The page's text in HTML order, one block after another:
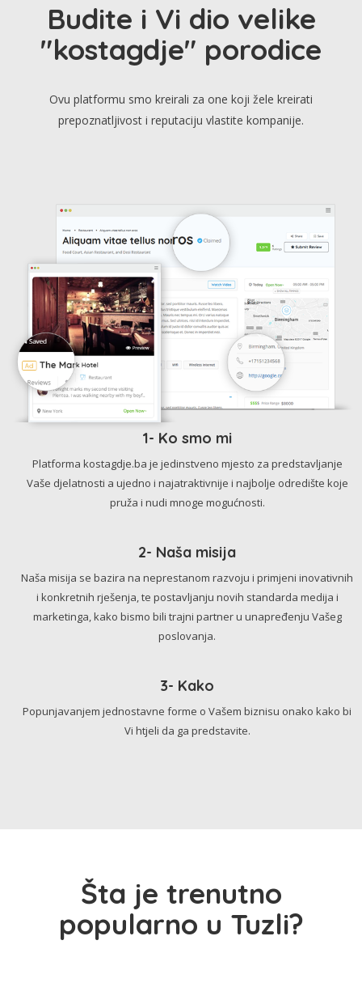
Budite i Vi dio velike
"kostagdje" porodice
Ovu platformu smo kreirali za one koji žele kreirati
prepoznatljivost i reputaciju vlastite kompanije.
1- Ko smo mi
Platforma kostagdje.ba je jedinstveno mjesto za predstavljanje
Vaše djelatnosti a ujedno i najatraktivnije i najbolje odredište koje
pruža i nudi mnoge mogućnosti.
2- Naša misija
Naša misija se bazira na neprestanom razvoju i primjeni inovativnih
i konkretnih rješenja, te postavljanju novih standarda medija i
marketinga, kako bismo bili trajni partner u unapređenju Vašeg
poslovanja.
3- Kako
Popunjavanjem jednostavne forme o Vašem biznisu onako kako bi
Vi htjeli da ga predstavite.
Šta je trenutno
popularno u Tuzli?